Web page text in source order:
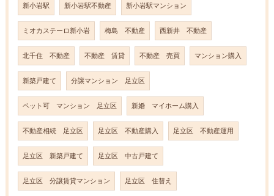
新小岩駅 新小岩駅不動産 新小岩駅マンション
ミオカステーロ新小岩 梅島 不動産 西新井 不動産
北千住 不動産 不動産 賃貸 不動産 売買 マンション購入
新築戸建て 分譲マンション 足立区
ペット可 マンション 足立区 新婚 マイホーム購入
不動産相続 足立区 足立区 不動産購入 足立区 不動産運用
足立区 新築戸建て 足立区 中古戸建て
足立区 分譲賃貸マンション 足立区 住替え